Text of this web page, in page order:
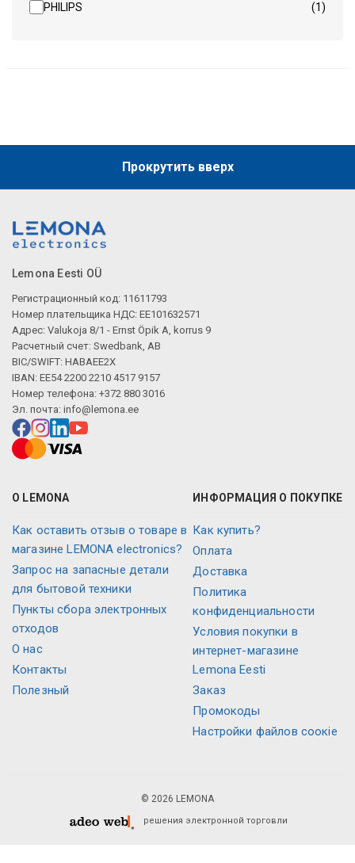
PHILIPS
(1)
Прокрутить вверх
Lemona Eesti OÜ
Регистрационный код: 11611793
Номер плательщика НДС: EE101632571
Адрес: Valukoja 8/1 - Ernst Öpik A, korrus 9
Расчетный счет: Swedbank, AB
BIC/SWIFT: HABAEE2X
IBAN: EE54 2200 2210 4517 9157
Номер телефона: +372 880 3016
Эл. почта: info@lemona.ee
О LEMONA
Как оставить отзыв о товаре в
магазине LEMONA electronics?
Запрос на запасные детали
для бытовой техники
Пункты сбора электронных
отходов
О нас
Контакты
Полезный
ИНФОРМАЦИЯ О ПОКУПКЕ
Как купить?
Оплата
Доставка
Политика
конфиденциальности
Условия покупки в
интернет-магазине
Lemona Eesti
Заказ
Промокоды
Настройки файлов соокіе
© 2026 LEMONA
решения электронной торговли